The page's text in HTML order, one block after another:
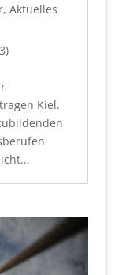
, Aktuelles
Kiel.